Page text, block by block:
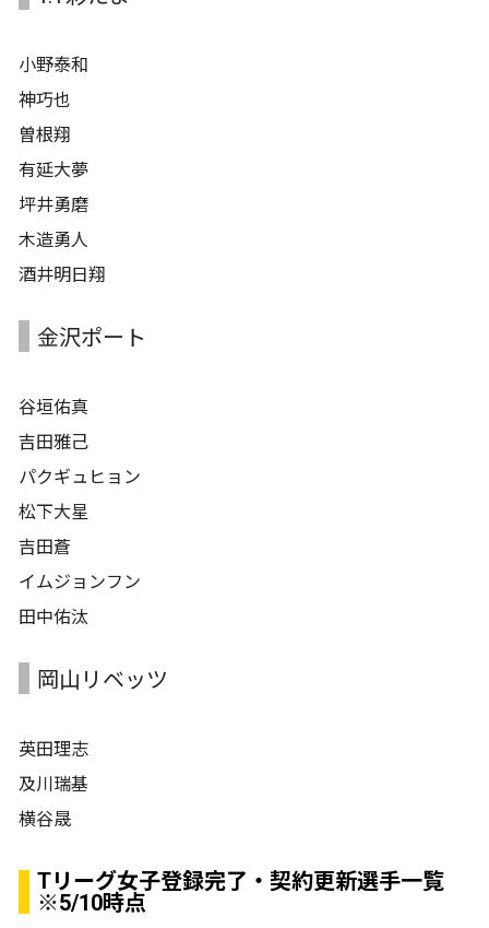
小野泰和
神巧也
曽根翔
有延大夢
坪井勇磨
木造勇人
酒井明日翔
金沢ポート
谷垣佑真
吉田雅己
パクギュヒョン
松下大星
吉田蒼
イムジョンフン
田中佑汰
岡山リベッツ
英田理志
及川瑞基
横谷晟
Tリーグ女子登録完了・契約更新選手一覧
※5/10時点